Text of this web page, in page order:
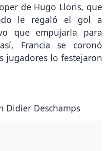
de Hugo Lloris, que
le regaló el gol a
que empujarla para
Francia se coronó
jugadores lo festejaron
Didier Deschamps